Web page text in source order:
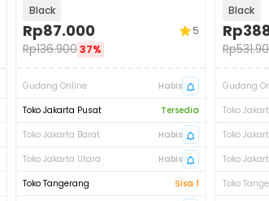
Black
Rp87.000
Rp136.90037%
5
Gudang Online
Habis
Toko Jakarta Pusat
Tersedia
Toko Jakarta Barat
Habis
Toko Jakarta Utara
Habis
Toko Tangerang
Sisa 1
Black
Rp
Rp
Gudang
Toko
Toko
Toko
Toko